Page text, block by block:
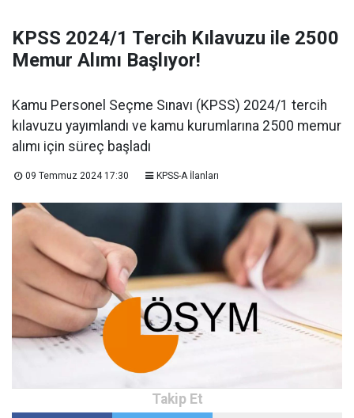
KPSS 2024/1 Tercih Kılavuzu ile 2500
Memur Alımı Başlıyor!
Kamu Personel Seçme Sınavı (KPSS) 2024/1 tercih
kılavuzu yayımlandı ve kamu kurumlarına 2500 memur
alımı için süreç başladı
09 Temmuz 2024 17:30 KPSS-A İlanları